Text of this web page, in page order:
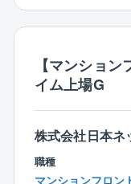
もしフロントに
社内スケジュー
原則ありません。
また、万が一外部
シャットダウン、
要となっている等
しています。
主義を徹底すべ
に様々な施策を用
■働き方：
1人当たりの担当
り、非常に働きや
修繕工事の目標
■直接の入居者対
管理費の引き落
日の対応もコー
入居者から直接連
■分業制で業務負
【マンショ
イム上場G
株式会社日本ネ
職種
マンションフロン